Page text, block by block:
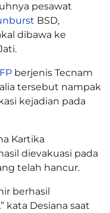
pesawat
BSD,
dibawa ke
berjenis Tecnam
tersebut nampak
kejadian pada
Kartika
dievakuasi pada
telah hancur.
berhasil
kata Desiana saat